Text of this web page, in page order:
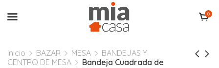
0
Inicio BAZAR MESA
BANDEJAS Y
CENTRO DE MESA
Bandeja Cuadrada de